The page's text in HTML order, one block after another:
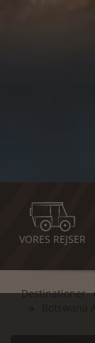
VORES REJSER
Destinationer